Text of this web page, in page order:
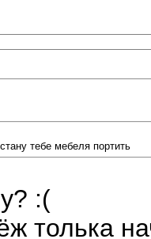
тебе мебеля портить
:(
толька